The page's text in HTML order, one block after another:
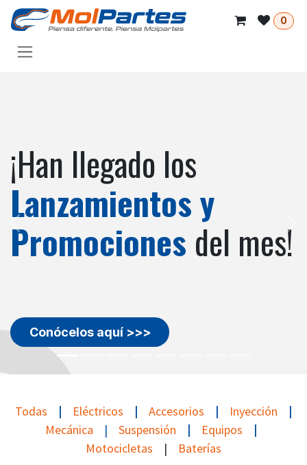
Ir al contenido
0
¡Han llegado los
Lanzamientos y
Promociones del mes!
Conócelos aquí >>>
Anterior
Todas | Eléctricos | Accesorios | Inyección
|
Mecánica
| Suspensión | Equipos
|
Motocicletas | Baterías